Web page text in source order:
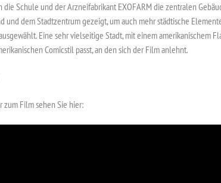
die Schule und der Arzneifabrikant EXOFARM die zentralen
und dem Stadtzentrum gezeigt, um auch mehr städtische
Eine sehr vielseitige Stadt, mit einem amerikanischem
Comicstil passt, an den sich der Film anlehnt.
zum Film sehen Sie hier: